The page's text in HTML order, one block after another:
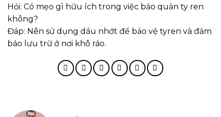
Hỏi: Có mẹo gì hữu ích trong việc bảo quản ty ren
không?
Đáp: Nên sử dụng dầu nhớt để bảo vệ tyren và đảm
bảo lưu trữ ở nơi khô ráo.